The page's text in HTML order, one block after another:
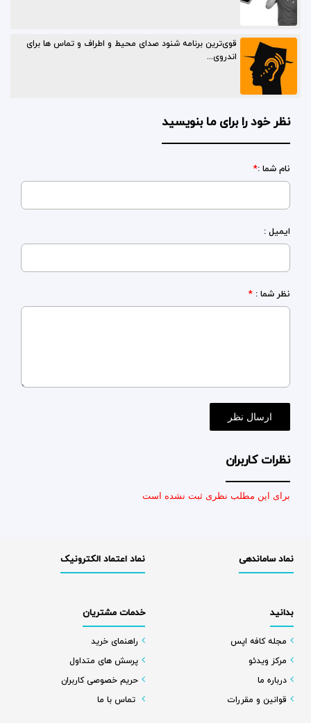
قوی‌ترین برنامه شنود صدای محیط و اطراف و تماس ها برای
اندروی...
نظر خود را برای ما بنویسید
نام شما :*
ایمیل :
نظر شما : *
نظرات کاربران
برای این مطلب نظری ثبت نشده است
نماد اعتماد الکترونیک نماد ساماندهی
خدمات مشتریان
راهنمای خرید
پرسش های متداول
حریم خصوصی کاربران
تماس با ما
بدانید
مجله کافه اپس
مرکز ویدئو
درباره ما
قوانین و مقررات